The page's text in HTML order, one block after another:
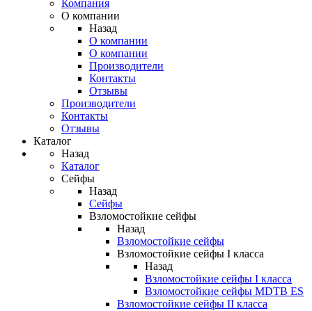
Компания
О компании
Назад
О компании
О компании
Производители
Контакты
Отзывы
Производители
Контакты
Отзывы
Каталог
Назад
Каталог
Сейфы
Назад
Сейфы
Взломостойкие сейфы
Назад
Взломостойкие сейфы
Взломостойкие сейфы I класса
Назад
Взломостойкие сейфы I класса
Взломостойкие сейфы MDTB ES
Взломостойкие сейфы II класса